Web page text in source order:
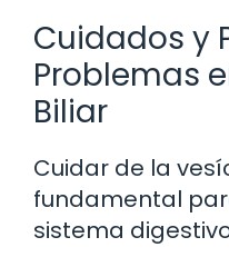
Cuidados y
Problemas
Biliar
Cuidar de la
fundamental
sistema